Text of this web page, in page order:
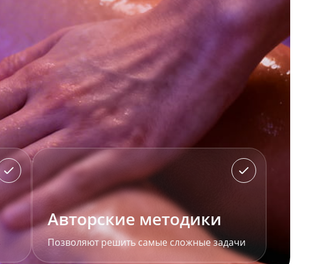
Авторские методики
Позволяют решить самые сложные задачи